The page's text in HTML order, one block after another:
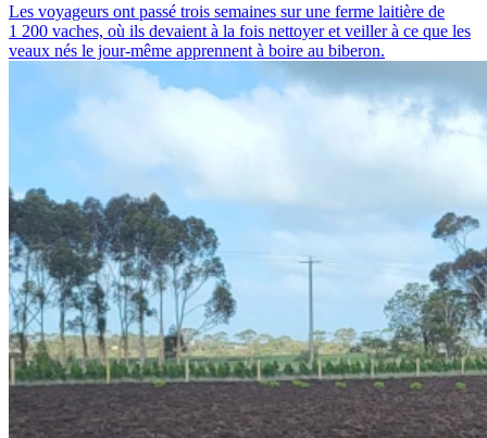
Les voyageurs ont passé trois semaines sur une ferme laitière de
1 200 vaches, où ils devaient à la fois nettoyer et veiller à ce que les
veaux nés le jour-même apprennent à boire au biberon.